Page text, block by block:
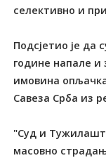
селективно и
Подсјетио је да
године напале и
имовина
Савеза Срба из
"Суд и
масовно